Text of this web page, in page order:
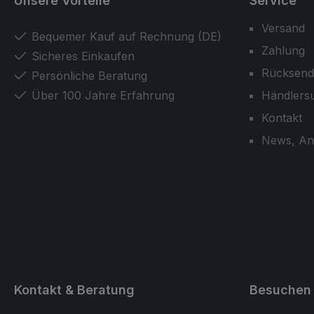
Bequemer Kauf auf Rechnung (DE)
Sicheres Einkaufen
Persönliche Beratung
Über 100 Jahre Erfahrung
Versand
Zahlung
Kontakt
News,
Kontakt & Beratung